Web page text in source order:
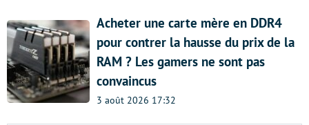
Acheter une carte mère en DDR4
pour contrer la hausse du prix de la
RAM ? Les gamers ne sont pas
convaincus
3 août 2026 17:32